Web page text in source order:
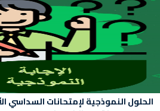
الحلول النموذجية لإمتحانات السداسي